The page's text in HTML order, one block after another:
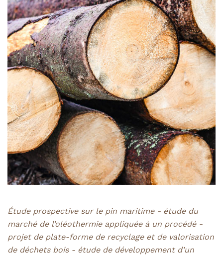
Étude prospective sur le pin maritime - étude du
marché de l’oléothermie appliquée à un procédé -
projet de plate-forme de recyclage et de valorisation
de déchets bois - étude de développement d’un